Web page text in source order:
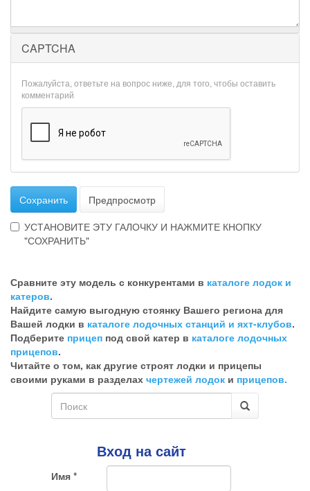
CAPTCHA
Пожалуйста, ответьте на вопрос ниже, для того, чтобы оставить
комментарий
Сохранить
Предпросмотр
УСТАНОВИТЕ ЭТУ ГАЛОЧКУ И НАЖМИТЕ КНОПКУ
"СОХРАНИТЬ"
говорит
о
том,
что
Вы
хотите
ненужный
комментарий
Сравните эту модель с конкурентами в каталоге лодок и
катеров.
Найдите самую выгодную стоянку Вашего региона для
Вашей лодки в каталоге лодочных станций и яхт-клубов.
Подберите прицеп под свой катер в каталоге лодочных
прицепов.
Читайте о том, как другие строят лодки и прицепы
своими руками в разделах чертежей лодок и прицепов.
Форма
поиска
Вход на сайт
Имя *